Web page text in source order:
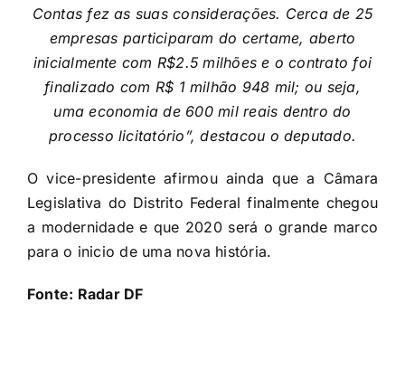
Contas fez as suas considerações. Cerca de 25
empresas participaram do certame, aberto
inicialmente com R$2.5 milhões e o contrato foi
finalizado com R$ 1 milhão 948 mil; ou seja,
uma economia de 600 mil reais dentro do
processo licitatório”, destacou o deputado.
O vice-presidente afirmou ainda que a Câmara
Legislativa do Distrito Federal finalmente chegou
a modernidade e que 2020 será o grande marco
para o inicio de uma nova história.
Fonte: Radar DF